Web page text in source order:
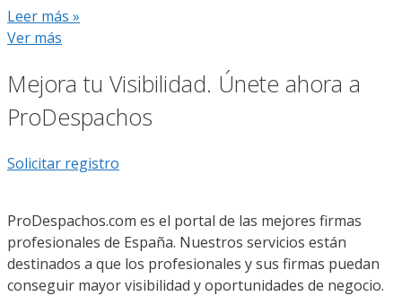
Leer más »
Ver más
Mejora tu Visibilidad. Únete ahora a
ProDespachos
Solicitar registro
ProDespachos.com es el portal de las mejores firmas
profesionales de España. Nuestros servicios están
destinados a que los profesionales y sus firmas puedan
conseguir mayor visibilidad y oportunidades de negocio.